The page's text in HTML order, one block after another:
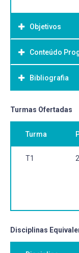
Objetivos
Objetivo Geral:
Conteúdo
Bibliografia
Bibliografia
Turmas Ofertadas
Turma
T1
Disciplinas